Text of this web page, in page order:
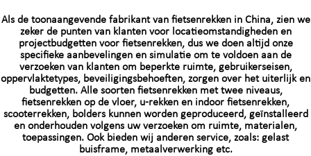
Als de toonaangevende fabrikant van fietsenrekken in China, zien we
zeker de punten van klanten voor locatieomstandigheden en
projectbudgetten voor fietsenrekken, dus we doen altijd onze
specifieke aanbevelingen en simulatie om te voldoen aan de
verzoeken van klanten om beperkte ruimte, gebruikerseisen,
oppervlaktetypes, beveiligingsbehoeften, zorgen over het uiterlijk en
budgetten. Alle soorten fietsenrekken met twee niveaus,
fietsenrekken op de vloer, u-rekken en indoor fietsenrekken,
scooterrekken, bolders kunnen worden geproduceerd, geïnstalleerd
en onderhouden volgens uw verzoeken om ruimte, materialen,
toepassingen. Ook bieden wij anderen service, zoals: gelast
buisframe, metaalverwerking etc.